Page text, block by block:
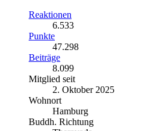
Reaktionen
6.533
Punkte
47.298
Beiträge
8.099
Mitglied seit
2. Oktober 2025
Wohnort
Hamburg
Buddh. Richtung